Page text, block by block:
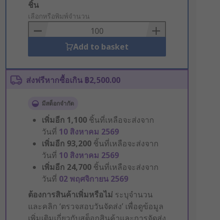
Add
to
Basket
ชิ้น
เลือกหรือพิมพ์จำนวน
Add to basket
ส่งฟรีหากซื้อเกิน ฿2,500.00
มีสต็อกจำกัด
เพิ่มอีก 1,100 ชิ้นที่เหลือจะส่งจาก
วันที่ 10 สิงหาคม 2569
เพิ่มอีก 93,200 ชิ้นที่เหลือจะส่งจาก
วันที่ 10 สิงหาคม 2569
เพิ่มอีก 24,700 ชิ้นที่เหลือจะส่งจาก
วันที่ 02 พฤศจิกายน 2569
ต้องการสินค้าเพิ่มหรือไม่ ระบุจำนวน
และคลิก ‘ตรวจสอบวันจัดส่ง’ เพื่อดูข้อมูล